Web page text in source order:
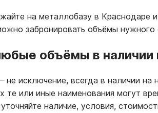
на металлобазу в Краснодаре
забронировать объёмы нужного
объёмы в наличии
не исключение, всегда в наличии на
те или иные наименования могут
наличие, условия,